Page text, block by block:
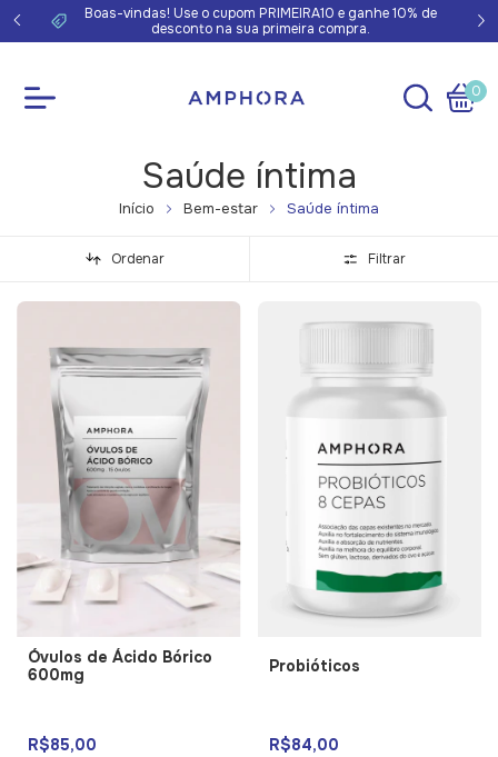
Boas-vindas! Use o cupom PRIMEIRA10 e ganhe 10% de
desconto na sua primeira compra.
0
Saúde íntima
Início Bem-estar Saúde íntima
Ordenar Filtrar
Óvulos de Ácido Bórico
600mg
R$85,00
Probióticos
R$84,00